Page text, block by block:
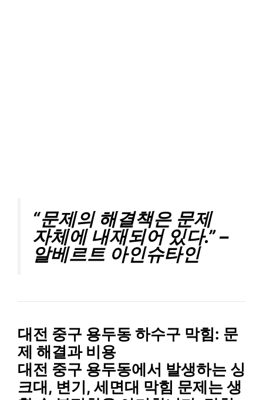
“문제의 해결책은 문제
자체에 내재되어 있다.” –
알베르트 아인슈타인
대전 중구 용두동 하수구 막힘: 문
제 해결과 비용
대전 중구 용두동에서 발생하는 싱
크대, 변기, 세면대 막힘 문제는 생